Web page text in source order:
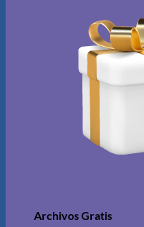
Archivos Gratis